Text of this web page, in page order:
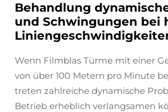
Behandlung
und Schwingungen bei
Wenn Filmblas Türme mit einer
von über 100 Metern pro Minute
treten zahlreiche dynamische
Betrieb erheblich verlangsamen